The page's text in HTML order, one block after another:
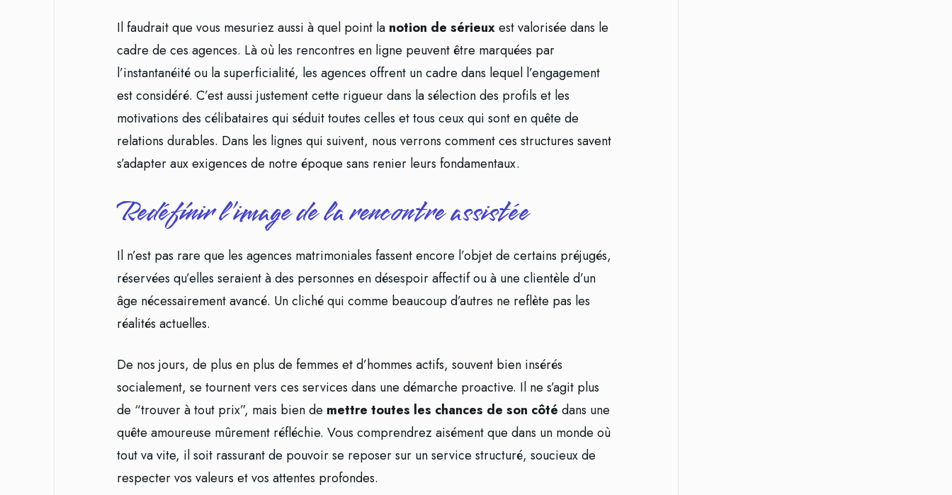
Il faudrait que vous mesuriez aussi à quel point la notion de sérieuxest valorisée dans le
cadre de ces agences. Là où les rencontres en ligne peuvent être marquées par
l’instantanéité ou la superficialité, les agences offrent un cadre dans lequel l’engagement
est considéré. C’est aussi justement cette rigueur dans la sélection des profils et les
motivations des célibataires qui séduit toutes celles et tous ceux qui sont en quête de
relations durables. Dans les lignes qui suivent, nous verrons comment ces structures savent
s’adapter aux exigences de notre époque sans renier leurs fondamentaux.
Redéfinir l’image de la rencontre assistée
Il n’est pas rare que les agences matrimoniales fassent encore l’objet de certains préjugés,
réservées qu’elles seraient à des personnes en désespoir affectif ou à une clientèle d’un
âge nécessairement avancé. Un cliché qui comme beaucoup d’autres ne reflète pas les
réalités actuelles.
De nos jours, de plus en plus de femmes et d’hommes actifs, souvent bien insérés
socialement, se tournent vers ces services dans une démarche proactive. Il ne s’agit plus
de “trouver à tout prix”, mais bien de mettre toutes les chances de son côté dans une
quête amoureuse mûrement réfléchie. Vous comprendrez aisément que dans un monde où
tout va vite, il soit rassurant de pouvoir se reposer sur un service structuré, soucieux de
respecter vos valeurs et vos attentes profondes.